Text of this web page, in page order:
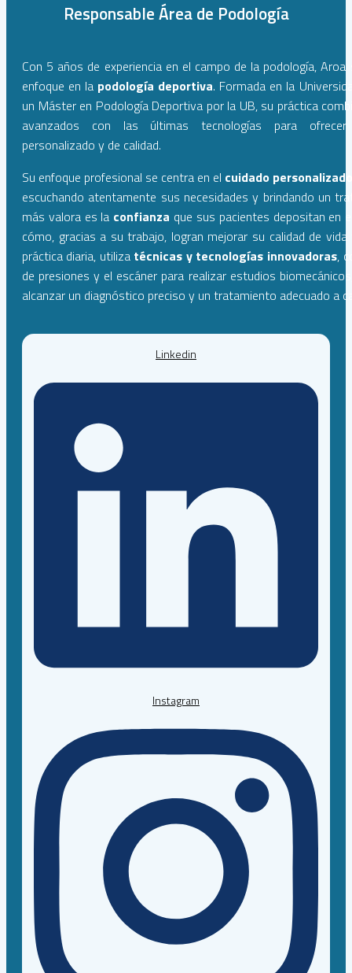
Responsable Área de Podología
Con 5 años de experiencia en el campo de la podología,
enfoque en la podología deportiva. Formada en la
un Máster en Podología Deportiva por la UB, su práctica
avanzados con las últimas tecnologías para
personalizado y de calidad.
Su enfoque profesional se centra en el cuidado personalizado
escuchando atentamente sus necesidades y brindando un
más valora es la confianza que sus pacientes depositan en
cómo, gracias a su trabajo, logran mejorar su calidad de
práctica diaria, utiliza técnicas y tecnologías innovadoras,
de presiones y el escáner para realizar estudios
alcanzar un diagnóstico preciso y un tratamiento adecuado a
Linkedin
Instagram